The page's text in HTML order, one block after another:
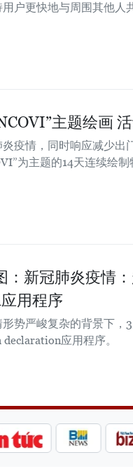
户更快地与周围其他人
主题绘画
疫情，同时响应减少出
为主题的14天连续绘制
：新冠肺炎疫情
用程序
势严峻复杂的背景下，
应用程序。